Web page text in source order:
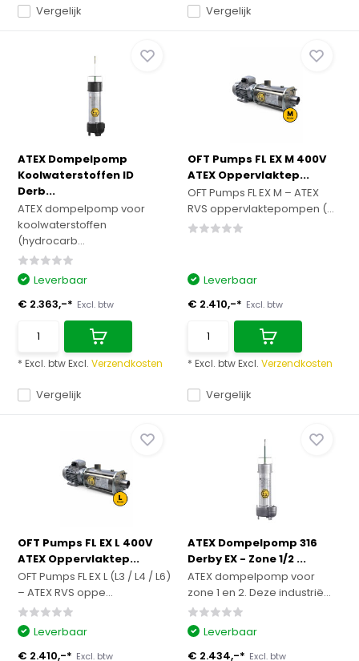
Vergelijk Vergelijk
ATEX Dompelpomp
Koolwaterstoffen ID
Derb...
ATEX dompelpomp voor
koolwaterstoffen
(hydrocarb...
Vergelijk
Leverbaar
€ 2.363,-* Excl. btw
* Excl. btw Excl.Verzendkosten
OFT Pumps FL EX M 400V
ATEX Oppervlaktep...
OFT Pumps FL EX M – ATEX
RVS oppervlaktepompen (...
Vergelijk
Leverbaar
€ 2.410,-* Excl. btw
* Excl. btw Excl. Verzendkosten
OFT Pumps FL EX L 400V
ATEX Oppervlaktep...
OFT Pumps FL EX L (L3 / L4 / L6)
– ATEX RVS oppe...
Leverbaar
€ 2.410,-* Excl. btw
ATEX Dompelpomp 316
Derby EX - Zone 1/2 ...
ATEX dompelpomp voor
zone 1 en 2. Deze industrië...
Leverbaar
€ 2.434,-* Excl. btw